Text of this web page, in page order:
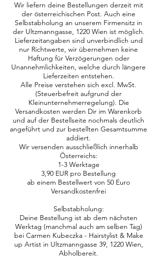
Wir liefern deine Bestellungen derzeit mit
der österreichischen Post. Auch eine
Selbstabholung an unserem Firmensitz in
der Ultzmanngasse, 1220 Wien ist möglich.
Lieferzeitangaben sind unverbindlich und
nur Richtwerte, wir übernehmen keine
Haftung für Verzögerungen oder
Unannehmlichkeiten, welche durch längere
Lieferzeiten entstehen.
Alle Preise verstehen sich excl. MwSt.
(Steuerbefreit aufgrund der
Kleinunternehmerregelung). Die
Versandkosten werden Dir im Warenkorb
und auf der Bestellseite nochmals deutlich
angeführt und zur bestellten Gesamtsumme
addiert.
Wir versenden ausschließlich innerhalb
Österreichs:
1-3 Werktage
3,90 EUR pro Bestellung
ab einem Bestellwert von 50 Euro
Versandkostenfrei
Selbstabholung:
Deine Bestellung ist ab dem nächsten
Werktag (manchmal auch am selben Tag)
bei Carmen Kubeczka - Hairstylist & Make
up Artist in Ultzmanngasse 39, 1220 Wien,
Abholbereit.